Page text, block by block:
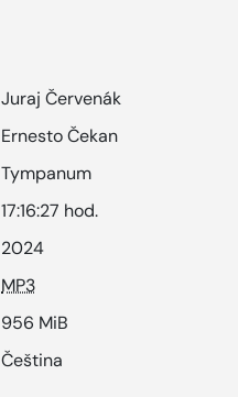
Juraj Červenák
Ernesto Čekan
Tympanum
17:16:27 hod.
2024
MP3
956 MiB
Čeština